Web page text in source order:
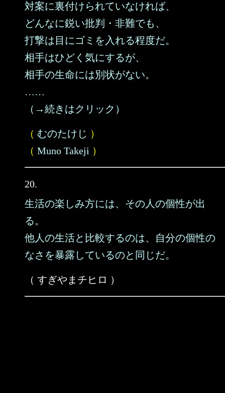
対案に裏付けられていなければ、
どんなに鋭い批判・非難でも、
打撃は目にゴミを入れる程度だ。
相手はひどく気にするが、
相手の生命には別状がない。
……
（→続きはクリック）
（ むのたけじ ）
（ Muno Takeji ）
20.
生活の楽しみ方には、その人の個性が出
る。
他人の生活と比較するのは、自分の個性の
なさを暴露しているのと同じだ。
（ すぎやまチヒロ ）